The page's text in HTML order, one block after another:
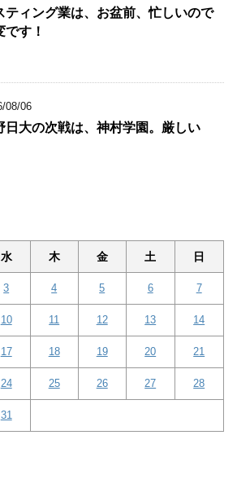
ティング業は、お盆前、忙しいので
です！
08/06
日大の次戦は、神村学園。厳しい
水 木 金 土 日
3 4 5 6 7
10 11 12 13 14
17 18 19 20 21
24 25 26 27 28
31